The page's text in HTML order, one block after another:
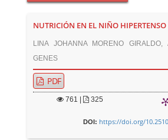
NUTRICIÓN EN EL NIÑO HIPERTENSO
LINA JOHANNA MORENO GIRALDO,
GENES
PDF
761 | 325
DOI: https://doi.org/